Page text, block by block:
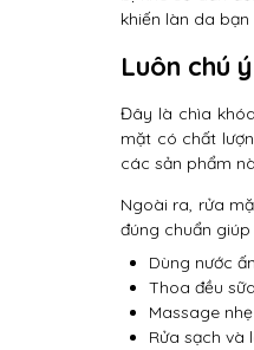
khiến làn da
Luôn chú
Đây là chìa
mặt có chất
các sản phẩm
Ngoài ra, rửa
đúng chuẩn
Dùng nước
Thoa đều
Massage
Rửa sạch và